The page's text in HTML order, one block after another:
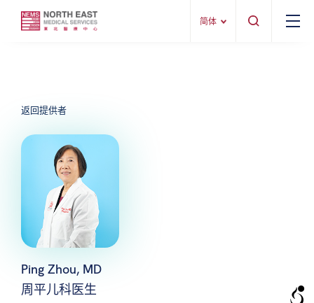
简体
返回提供者
Ping Zhou, MD
周平儿科医生